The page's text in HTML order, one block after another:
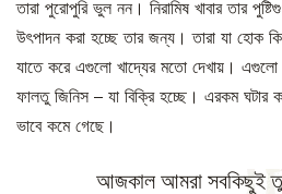
তারা পুরোপুরি ভুল নন। নিরামিষ খাবার তার
উৎপাদন করা হচ্ছে তার জন্য। তারা যা হোক
যাতে করে এগুলো খাদ্যের মতো দেখায়।
ফালতু জিনিস – যা বিক্রি হচ্ছে। এরকম ঘটার
ভাবে কমে গেছে।
আজকাল আমরা সবকিছুই